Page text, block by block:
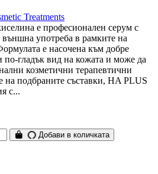
Treatments
е професионален серум с
употреба в рамките на
е насочена към добре
гладък вид на кожата и може да
козметични терапевтични
на подбраните съставки, HA PLUS
с...
Добави в количката